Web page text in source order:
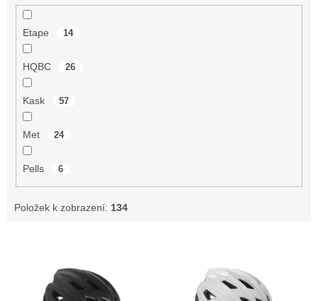
Etape 14
HQBC 26
Kask 57
Met 24
Pells 6
Položek k zobrazení: 134